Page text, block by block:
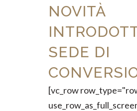
NOVITÀ
SEDE DI
[vc_row